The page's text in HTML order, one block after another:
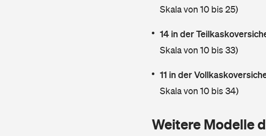
Skala von 10 bis 25)
14 in der
Skala von 10 bis 33)
11 in der
Skala von 10 bis 34)
Weitere Modelle